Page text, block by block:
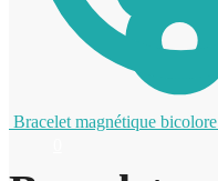
Bracelet magnétique bicolore